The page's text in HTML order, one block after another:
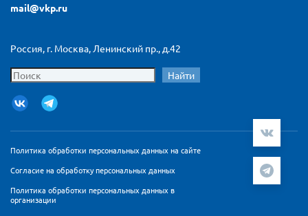
mail@vkp.ru
Россия, г. Москва, Ленинский пр., д.42
Найти
Политика обработки персональных данных на сайте
Согласие на обработку персональных данных
Политика обработки персональных данных в
организации